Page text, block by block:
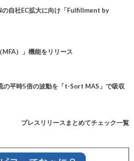
自社EC拡大に向け「Fulfillment by
）」機能をリリース
の平時5倍の波動を「t-Sort MAS」で吸収
プレスリリースまとめてチェック一覧